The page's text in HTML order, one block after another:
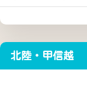
北陸・甲信越